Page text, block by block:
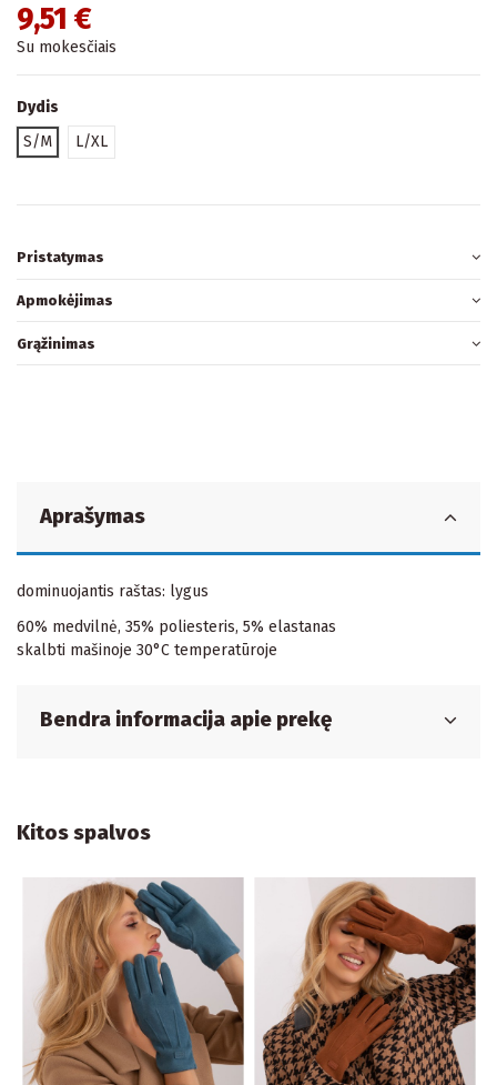
9,51 €
Su mokesčiais
Dydis
S/M
L/XL
Pristatymas
Apmokėjimas
Grąžinimas
Aprašymas
dominuojantis raštas: lygus
60% medvilnė, 35% poliesteris, 5% elastanas
skalbti mašinoje 30°C temperatūroje
Bendra informacija apie prekę
Kitos spalvos